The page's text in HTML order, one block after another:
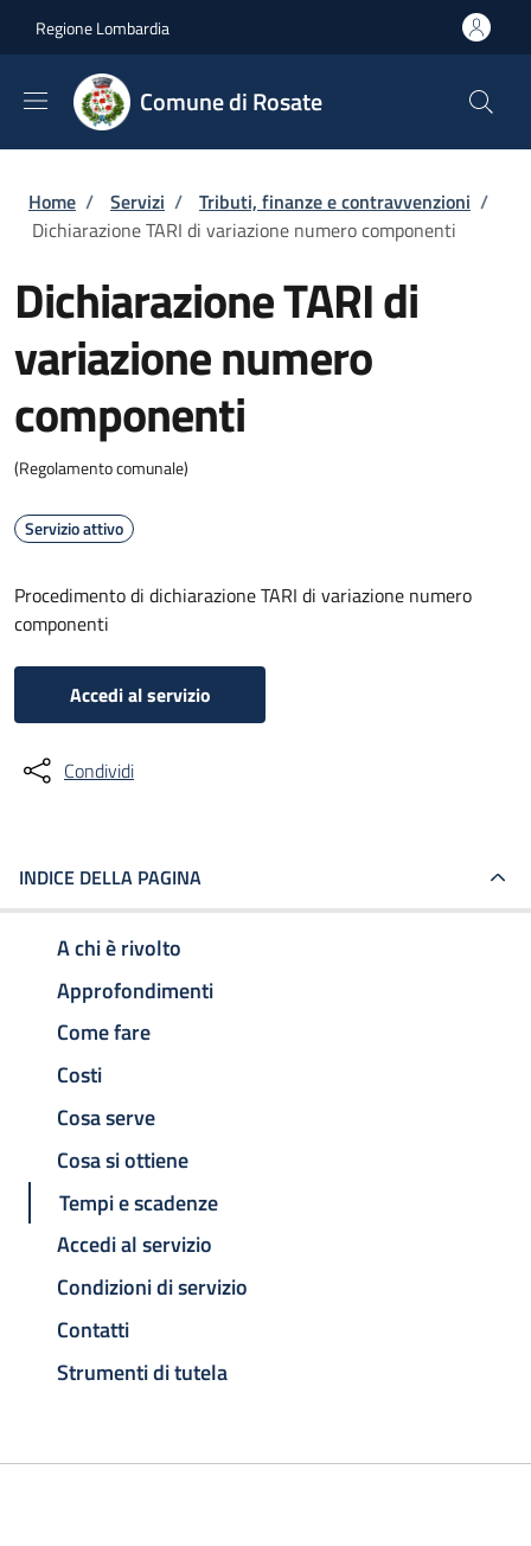
Regione Lombardia
Comune di Rosate
Briciole di pane
Home / Servizi / Tributi, finanze e contravvenzioni /
Dichiarazione TARI di variazione numero componenti
Dichiarazione TARI di
variazione numero
componenti
(Regolamento comunale)
Servizio attivo
Procedimento di dichiarazione TARI di variazione numero
componenti
Accedi al servizio
Condividi
INDICE DELLA PAGINA
A chi è rivolto
Approfondimenti
Come fare
Costi
Cosa serve
Cosa si ottiene
Tempi e scadenze
Accedi al servizio
Condizioni di servizio
Contatti
Strumenti di tutela